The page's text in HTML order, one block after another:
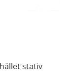
stativ